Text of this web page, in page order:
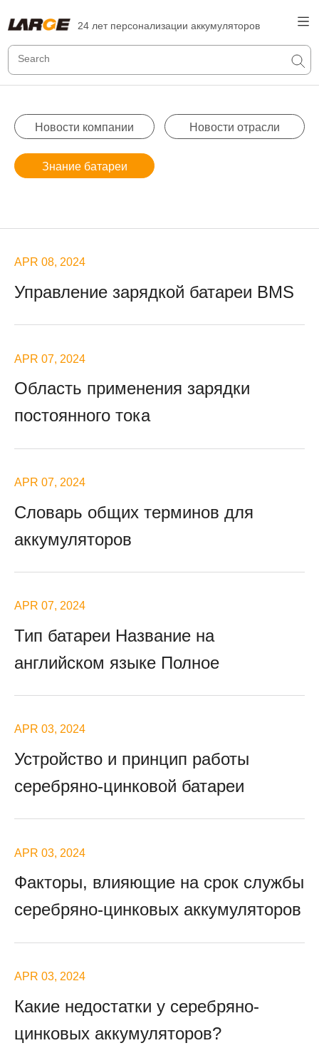
24 лет персонализации аккумуляторов
Новости компании Новости отрасли
Знание батареи
APR 08, 2024
Управление зарядкой батареи BMS
APR 07, 2024
Область применения зарядки
постоянного тока
APR 07, 2024
Словарь общих терминов для
аккумуляторов
APR 07, 2024
Тип батареи Название на
английском языке Полное
APR 03, 2024
Устройство и принцип работы
серебряно-цинковой батареи
APR 03, 2024
Факторы, влияющие на срок службы
серебряно-цинковых аккумуляторов
APR 03, 2024
Какие недостатки у серебряно-
цинковых аккумуляторов?